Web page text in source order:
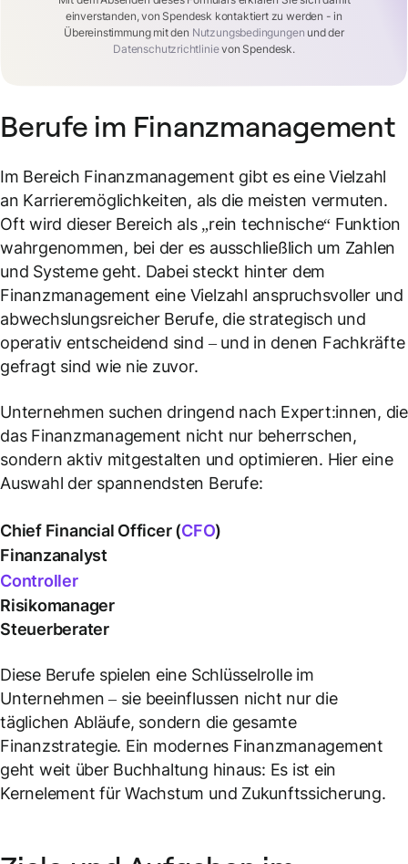
einverstanden, von Spendesk kontaktiert zu werden - in
Übereinstimmung mit den Nutzungsbedingungen und der
Datenschutzrichtlinievon Spendesk.
Berufe im Finanzmanagement
Im Bereich Finanzmanagement gibt es eine Vielzahl
an Karrieremöglichkeiten, als die meisten vermuten.
Oft wird dieser Bereich als „rein technische“ Funktion
wahrgenommen, bei der es ausschließlich um Zahlen
und Systeme geht. Dabei steckt hinter dem
Finanzmanagement eine Vielzahl anspruchsvoller und
abwechslungsreicher Berufe, die strategisch und
operativ entscheidend sind – und in denen Fachkräfte
gefragt sind wie nie zuvor.
Unternehmen suchen dringend nach Expert:innen, die
das Finanzmanagement nicht nur beherrschen,
sondern aktiv mitgestalten und optimieren. Hier eine
Auswahl der spannendsten Berufe:
Chief Financial Officer (CFO)
Finanzanalyst
Controller
Risikomanager
Steuerberater
Diese Berufe spielen eine Schlüsselrolle im
Unternehmen – sie beeinflussen nicht nur die
täglichen Abläufe, sondern die gesamte
Finanzstrategie. Ein modernes Finanzmanagement
geht weit über Buchhaltung hinaus: Es ist ein
Kernelement für Wachstum und Zukunftssicherung.